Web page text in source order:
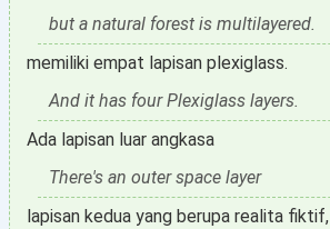
but a natural forest is multilayered.
memiliki empat lapisan plexiglass.
And it has four Plexiglass layers.
Ada lapisan luar angkasa
There's an outer space layer
lapisan kedua yang berupa realita fiktif,